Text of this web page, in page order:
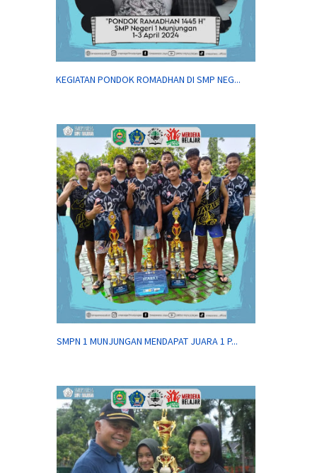
KEGIATAN PONDOK ROMADHAN DI SMP NEG...
SMPN 1 MUNJUNGAN MENDAPAT JUARA 1 P...